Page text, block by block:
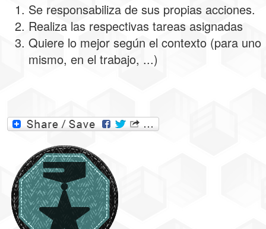
Se responsabiliza de sus propias acciones.
Realiza las respectivas tareas asignadas
Quiere lo mejor según el contexto (para uno
mismo, en el trabajo, ...)